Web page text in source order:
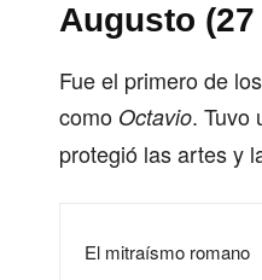
Augusto (27
Fue el primero de
como Octavio. Tuvo
protegió las artes y
El mitraísmo romano